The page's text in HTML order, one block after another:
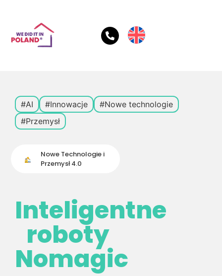
#AI #Innowacje
#Nowe technologie
#Przemysł
Nowe Technologie i
Przemysł 4.0
Inteligentne
roboty
Nomagic